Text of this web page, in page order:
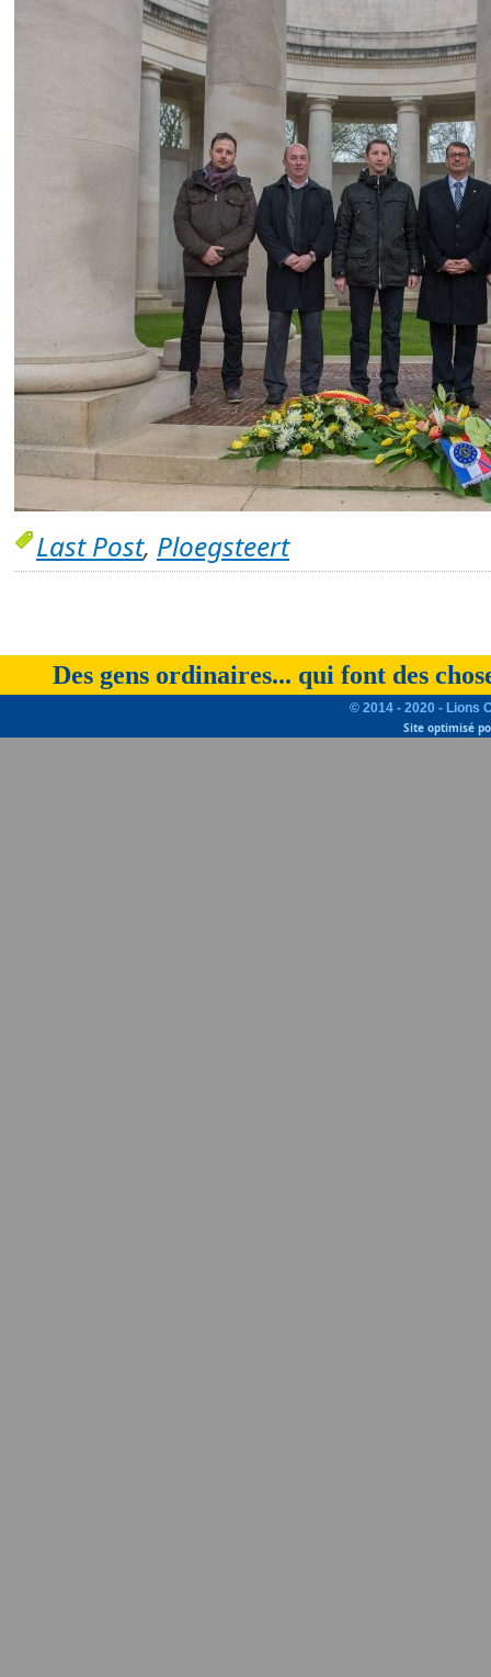
Last Post, Ploegsteert
Des gens ordinaires... qui font des
© 2014 - 2020 - Lions
Site optimisé